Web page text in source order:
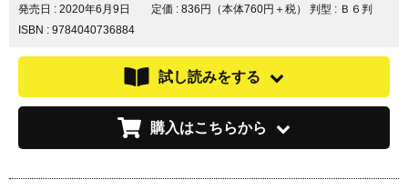
発売日 : 2020年6月9日 定価 : 836円（本体760円＋税） 判型 : Ｂ６判
ISBN : 9784040736884
試し読みをする
購入はこちらから